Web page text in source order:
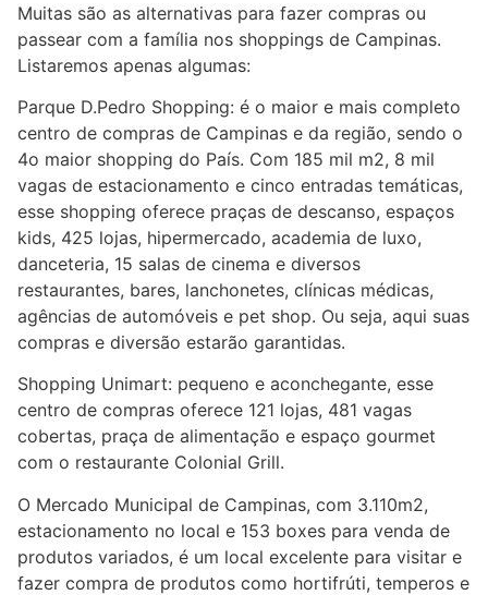
Muitas são as alternativas para fazer compras ou
passear com a família nos shoppings de Campinas.
Listaremos apenas algumas:
Parque D.Pedro Shopping: é o maior e mais completo
centro de compras de Campinas e da região, sendo o
4o maior shopping do País. Com 185 mil m2, 8 mil
vagas de estacionamento e cinco entradas temáticas,
esse shopping oferece praças de descanso, espaços
kids, 425 lojas, hipermercado, academia de luxo,
danceteria, 15 salas de cinema e diversos
restaurantes, bares, lanchonetes, clínicas médicas,
agências de automóveis e pet shop. Ou seja, aqui suas
compras e diversão estarão garantidas.
Shopping Unimart: pequeno e aconchegante, esse
centro de compras oferece 121 lojas, 481 vagas
cobertas, praça de alimentação e espaço gourmet
com o restaurante Colonial Grill.
O Mercado Municipal de Campinas, com 3.110m2,
estacionamento no local e 153 boxes para venda de
produtos variados, é um local excelente para visitar e
fazer compra de produtos como hortifrúti, temperos e